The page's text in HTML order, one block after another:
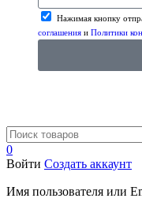
Нажимая кнопку
соглашения и Политики
0
Войти Создать аккаунт
Имя пользователя или